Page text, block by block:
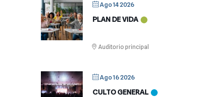
Ago 14 2026
PLAN DE VIDA
Auditorio principal
Ago 16 2026
CULTO GENERAL